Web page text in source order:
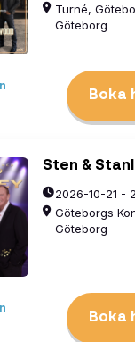
Turné,
Göteborg
Boka
Sten &
2026-10-21 -
Göteborgs
Göteborg
Boka